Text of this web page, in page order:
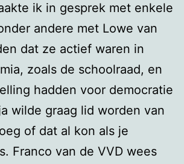
ik in gesprek met enkele
andere met Lowe van
dat ze actief waren in
zoals de schoolraad, en
hadden voor democratie
wilde graag lid worden van
of dat al kon als je
Franco van de VVD wees